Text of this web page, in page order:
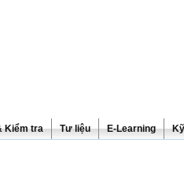
Kiểm tra Tư liệu E-Learning